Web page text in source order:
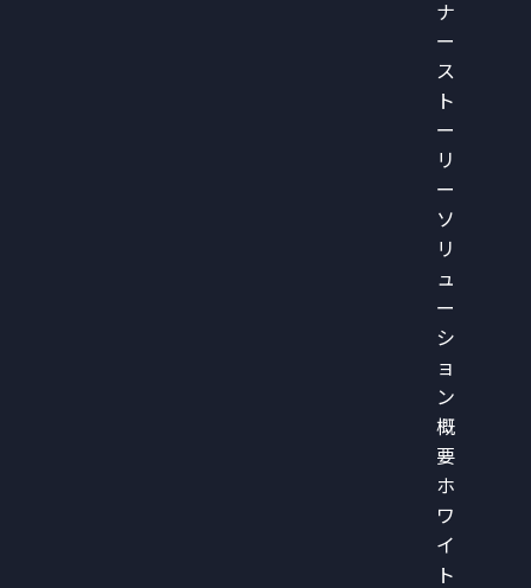
ナ
ー
ス
ト
ー
リ
ー
ソ
リ
ュ
ー
シ
ョ
ン
概
要
ホ
ワ
イ
ト